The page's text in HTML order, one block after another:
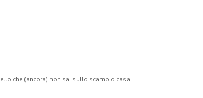
che (ancora) non sai sullo scambio casa